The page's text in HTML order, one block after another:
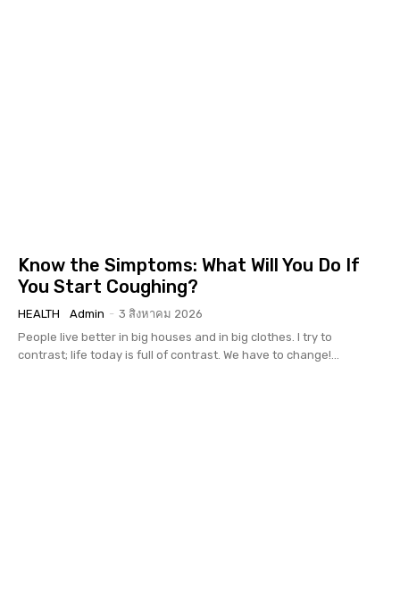
Know the Simptoms: What Will You Do If
You Start Coughing?
HEALTH Admin - 3 สิงหาคม 2026
People live better in big houses and in big clothes. I try to
contrast; life today is full of contrast. We have to change!...